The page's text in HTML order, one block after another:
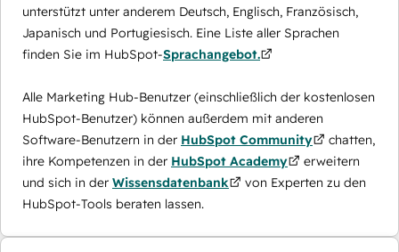
unterstützt unter anderem Deutsch, Englisch, Französisch,
Japanisch und Portugiesisch. Eine Liste aller Sprachen
finden Sie im HubSpot-Sprachangebot.
Alle Marketing Hub-Benutzer (einschließlich der kostenlosen
HubSpot-Benutzer) können außerdem mit anderen
Software-Benutzern in der HubSpot Community
chatten,
ihre Kompetenzen in der HubSpot Academy
erweitern
und sich in der Wissensdatenbank
von Experten zu den
HubSpot-Tools beraten lassen.